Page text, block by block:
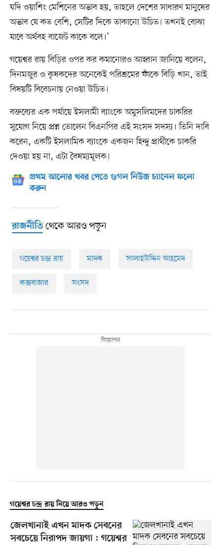
যদি ওয়াশিং মেশিনের অভাব হয়, তাহলে দেশের সাধারণ মানুষের
অভাব যে কত বেশি, সেটির দিকে তাকানো উচিত। তখনই বোঝা
যাবে অর্থবহ বাজেট কাকে বলে।’
গয়েশ্বর রায় বিড়ির ওপর কর কমানোরও আহ্বান জানিয়ে বলেন,
দিনমজুর ও কৃষকদের অনেকেই পরিশ্রমের ফাঁকে বিড়ি খান, তাই
বিষয়টি বিবেচনায় নেওয়া উচিত।
বক্তব্যের এক পর্যায়ে ইসলামী ব্যাংকে অমুসলিমদের চাকরির
সুযোগ নিয়ে প্রশ্ন তোলেন বিএনপির এই সংসদ সদস্য। তিনি দাবি
করেন, একটি ইসলামিক ব্যাংকে একজন হিন্দু প্রার্থীকে চাকরি
দেওয়া হয় না, এটা বৈষম্যমূলক।
প্রথম আলোর খবর পেতে গুগল নিউজ চ্যানেল ফলো
করুন
রাজনীতিথেকে আরও পড়ুন
গয়েশ্বর চন্দ্র রায় মাদক সালাহউদ্দিন আহমেদ
কক্সবাজার সংসদ
গয়েশ্বর চন্দ্র রায় নিয়ে আরও পড়ুন
জেলখানাই এখন মাদক সেবনের
সবচেয়ে নিরাপদ জায়গা : গয়েশ্বর